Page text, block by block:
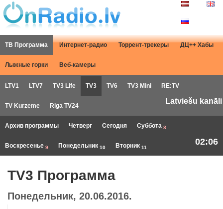
ТВ Программа Интернет-радио Торрент-трекеры ДЦ++ Хабы
Лыжные горки Веб-камеры
LTV1 LTV7 TV3 Life TV3 TV6 TV3 Mini RE:TV
TV Kurzeme Riga TV24
Latviešu kanāli
Архив программы Четверг Сегодня Суббота 8
Воскресенье 9 Понедельник 10 Вторник 11
02:06
TV3 Программа
Понедельник, 20.06.2016.